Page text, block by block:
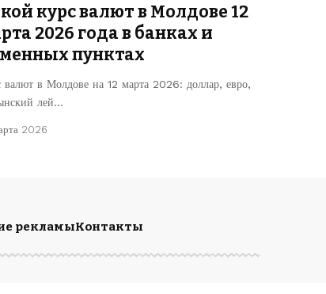
курс валют в Молдове 12
2026 года в банках и
пунктах
валют в Молдове на 12 марта 2026: доллар, евро,
лей…
2026
рекламыКонтакты